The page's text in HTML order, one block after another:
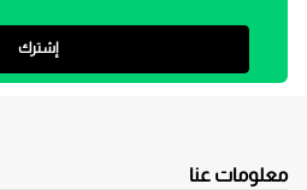
إشترك
معلومات عنا